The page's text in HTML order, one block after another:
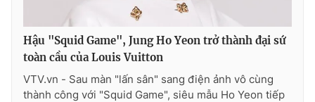
Hậu "Squid Game", Jung Ho Yeon trở thành đại sứ
toàn cầu của Louis Vuitton
VTV.vn - Sau màn "lấn sân" sang điện ảnh vô cùng
thành công với "Squid Game", siêu mẫu Ho Yeon tiếp